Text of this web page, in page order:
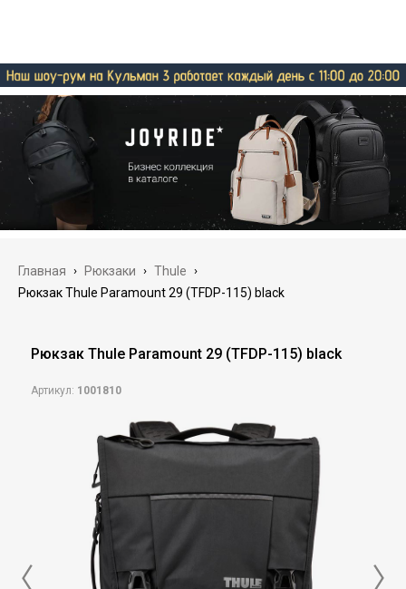
Главная › Рюкзаки › Thule ›
Рюкзак Thule Paramount 29 (TFDP-115) black
Рюкзак Thule Paramount 29 (TFDP-115) black
Артикул: 1001810